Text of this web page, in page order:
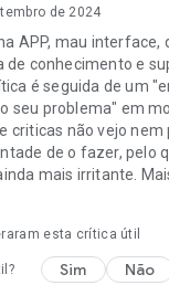
de 2024
APP, mau interface,
de conhecimento e
é seguida de um
seu problema" em
criticas não vejo nem
de o fazer, pelo
mais irritante.
esta crítica útil
Sim Não